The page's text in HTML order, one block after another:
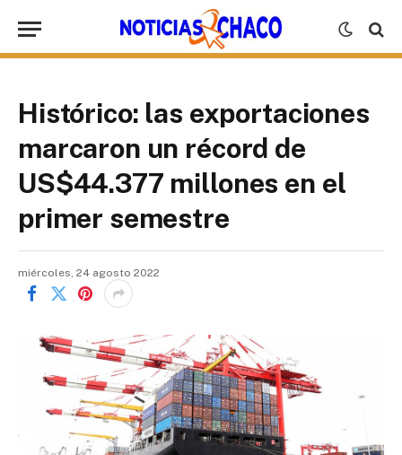
Histórico: las exportaciones
marcaron un récord de
US$44.377 millones en el
primer semestre
miércoles, 24 agosto 2022